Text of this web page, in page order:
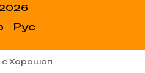
Рус
с Хорошоп